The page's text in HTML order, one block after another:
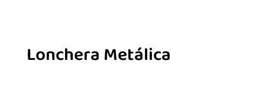
Lonchera Metálica